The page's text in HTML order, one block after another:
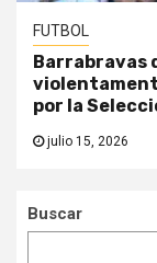
FUTBOL
Barrabravas
por la
julio 15, 2026
Buscar